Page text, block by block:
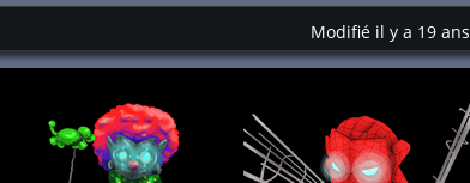
Modifié il y a 19 ans